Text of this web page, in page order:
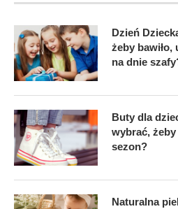
Dzień
żeby bawiło,
na dnie
Buty dla
wybrać, żeby
sezon?
Naturalna